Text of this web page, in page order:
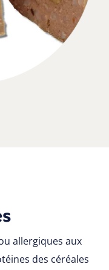
allergiques aux
des céréales